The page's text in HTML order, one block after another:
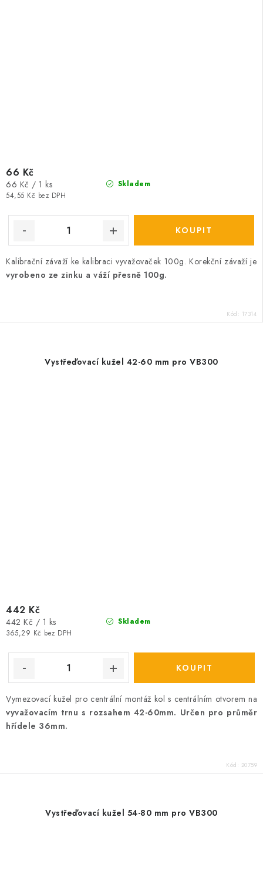
Skladem
54,55 Kč bez DPH
66 Kč
Měrná
cena:
66 Kč / 1 ks
Kalibrační závaží ke kalibraci vyvažovaček 100g. Korekční závaží je
vyrobeno ze zinku a váží přesně 100g.
Kód: 17314
Vystřeďovací kužel 42-60 mm pro VB300
Skladem
365,29 Kč bez DPH
442 Kč
Měrná
cena:
442 Kč / 1 ks
Vymezovací kužel pro centrální montáž kol s centrálním otvorem na
vyvažovacím trnu s rozsahem 42-60mm. Určen pro průměr
hřídele 36mm.
Kód: 20759
Vystřeďovací kužel 54-80 mm pro VB300